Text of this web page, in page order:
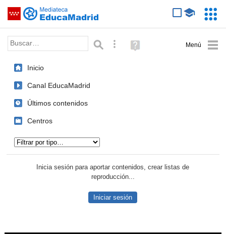
Saltar navegación
Palabra o frase: Búsqueda avanzada
Ayuda
(en
Inicio
Canal EducaMadrid
Últimos contenidos
Centros
Inicia sesión para aportar contenidos, crear listas de
reproducción...
Iniciar sesión